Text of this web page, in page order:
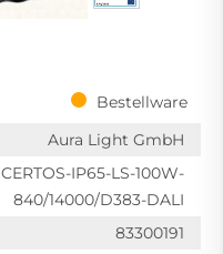
Bestellware
Aura Light GmbH
CERTOS-IP65-LS-100W-
840/14000/D383-DALI
83300191